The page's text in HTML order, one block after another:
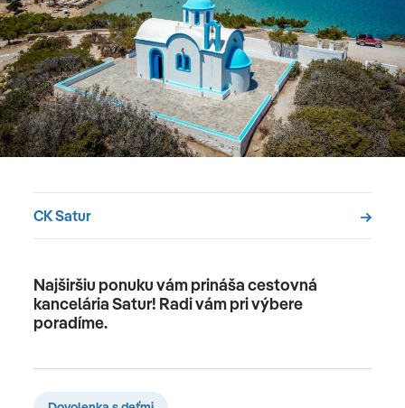
CK Satur
Najširšiu ponuku vám prináša cestovná
kancelária Satur! Radi vám pri výbere
poradíme.